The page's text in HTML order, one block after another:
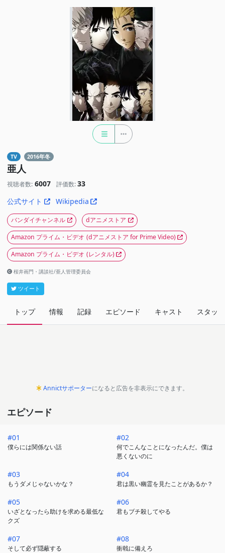
TV 2016年冬
亜人
視聴者数: 6007 評価数: 33
公式サイト
Wikipedia
バンダイチャンネル
dアニメストア
Amazon プライム・ビデオ (dアニメストア for Prime Video)
Amazon プライム・ビデオ (レンタル)
桜井画門・講談社/亜人管理委員会
ツイート
トップ 情報 記録 エピソード キャスト スタッフ
Annictサポーターになると広告を非表示にできます。
エピソード
#01
僕らには関係ない話
#02
何でこんなことになったんだ。僕は
悪くないのに
#03
もうダメじゃないかな？
#04
君は黒い幽霊を見たことがあるか？
#05
いざとなったら助けを求める最低な
クズ
#06
君もブチ殺してやる
#07
そして必ず隠蔽する
#08
衝戟に備えろ